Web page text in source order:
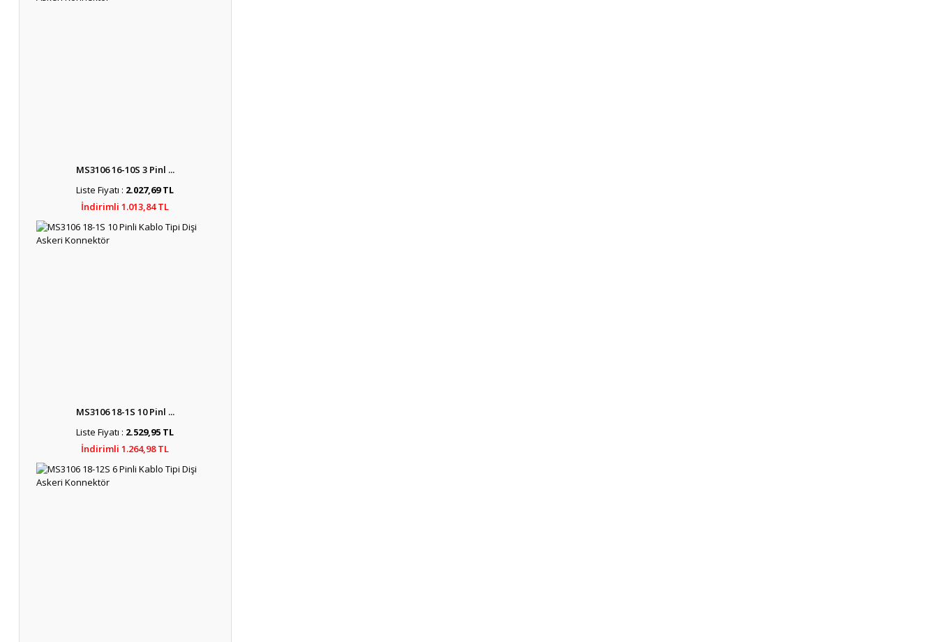
MS3106 16-10S 3 Pinl ...
Liste Fiyatı : 2.027,69 TL
İndirimli 1.013,84 TL
MS3106 18-1S 10 Pinl ...
Liste Fiyatı : 2.529,95 TL
İndirimli 1.264,98 TL